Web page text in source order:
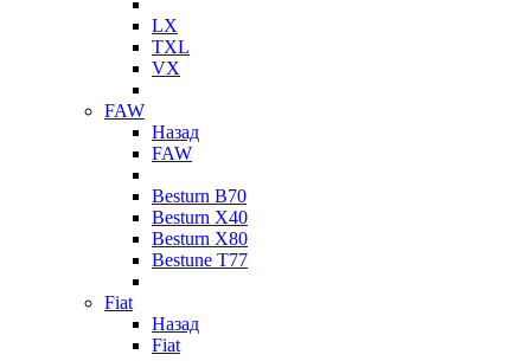
LX
TXL
VX
FAW
Назад
FAW
Besturn B70
Besturn X40
Besturn X80
Bestune T77
Fiat
Назад
Fiat